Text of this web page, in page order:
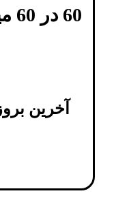
60 در 60 میلی‌متر